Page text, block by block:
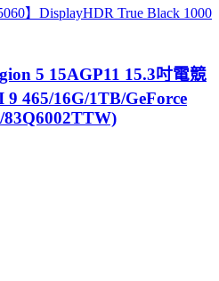
】DisplayHDR True Black 1000
5 15AGP11 15.3吋電競
465/16G/1TB/GeForce
83Q6002TTW)